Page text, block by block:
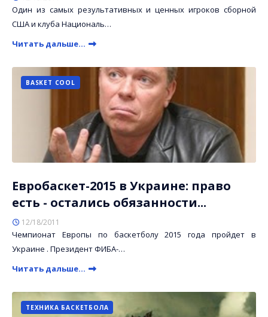
Один из самых результативных и ценных игроков сборной
США и клуба Националь…
Читать дальше...
BASKET COOL
Евробаскет-2015 в Украине: право
есть - остались обязанности...
12/18/2011
Чемпионат Европы по баскетболу 2015 года пройдет в
Украине . Президент ФИБА-…
Читать дальше...
ТЕХНИКА БАСКЕТБОЛА